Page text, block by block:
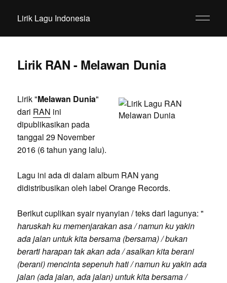
Lirik Lagu Indonesia
Lirik RAN - Melawan Dunia
Lirik "Melawan Dunia"
dari RAN ini
dipublikasikan pada
tanggal 29 November
2016 (6 tahun yang lalu).
Lagu ini ada di dalam album RAN yang
didistribusikan oleh label Orange Records.
Berikut cuplikan syair nyanyian / teks dari lagunya: "
haruskah ku memenjarakan asa / namun ku yakin
ada jalan untuk kita bersama (bersama) / bukan
berarti harapan tak akan ada / asalkan kita berani
(berani) mencinta sepenuh hati / namun ku yakin ada
jalan (ada jalan, ada jalan) untuk kita bersama /